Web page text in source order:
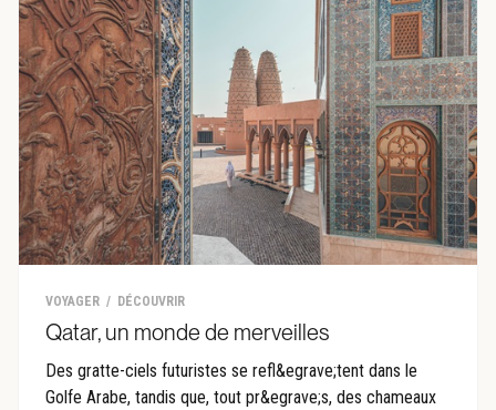
VOYAGER DÉCOUVRIR
Qatar, un monde de merveilles
Des gratte-ciels futuristes se refl&egrave;tent dans le
Golfe Arabe, tandis que, tout pr&egrave;s, des chameaux